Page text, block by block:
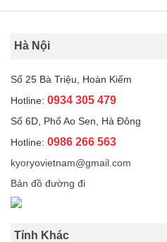
Hà Nội
Số 25 Bà Triệu, Hoàn Kiếm
Hotline: 0934 305 479
Số 6D, Phố Ao Sen, Hà Đông
Hotline: 0986 266 563
kyoryovietnam@gmail.com
Bản đồ đường đi
Tỉnh Khác